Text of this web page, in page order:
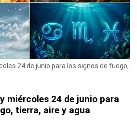
24 de junio para los signos de fuego,
miércoles 24 de junio para
tierra, aire y agua